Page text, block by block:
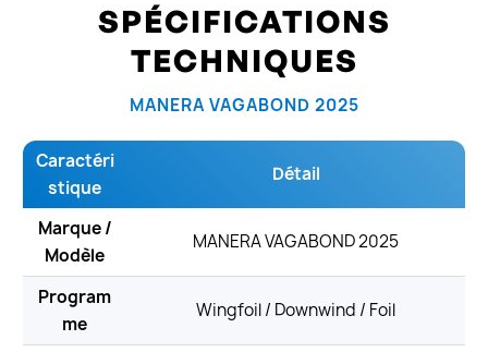
SPÉCIFICATIONS
TECHNIQUES
MANERA VAGABOND 2025
Caractéri
stique
Détail
Marque /
Modèle
MANERA VAGABOND 2025
Program
me
Wingfoil / Downwind / Foil